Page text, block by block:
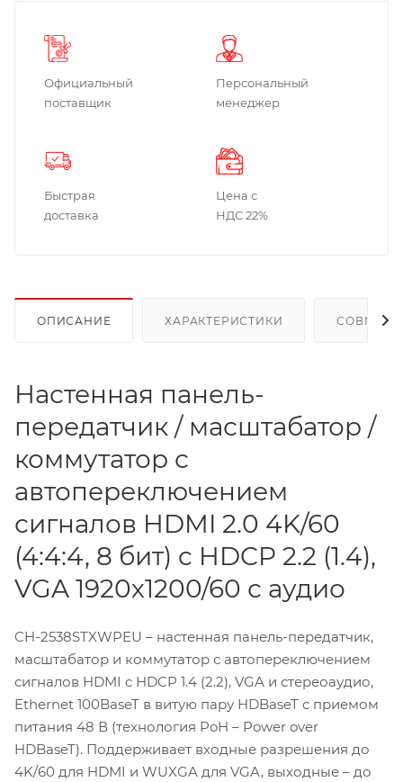
Официальный
поставщик
Персональный
менеджер
Быстрая
доставка
Цена с
НДС 22%
ОПИСАНИЕ ХАРАКТЕРИСТИКИ
Настенная панель-
передатчик / масштабатор /
коммутатор с
автопереключением
сигналов HDMI 2.0 4K/60
(4:4:4, 8 бит) c HDCP 2.2 (1.4),
VGA 1920х1200/60 с аудио
CH-2538STXWPEU – настенная панель-передатчик,
масштабатор и коммутатор с автопереключением
сигналов HDMI c HDCP 1.4 (2.2), VGA и стереоаудио,
Ethernet 100BaseT в витую пару HDBaseT с приемом
питания 48 В (технология PoH – Power over
HDBaseT). Поддерживает входные разрешения до
4K/60 для HDMI и WUXGA для VGA, выходные – до